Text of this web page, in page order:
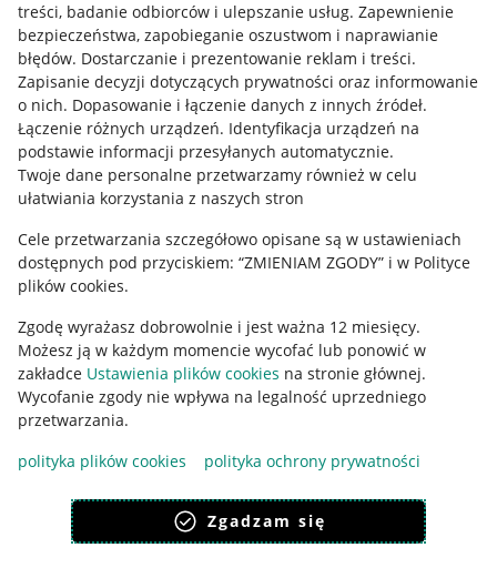
treści, badanie odbiorców i ulepszanie usług. Zapewnienie
bezpieczeństwa, zapobieganie oszustwom i naprawianie
błędów. Dostarczanie i prezentowanie reklam i treści.
Zapisanie decyzji dotyczących prywatności oraz informowanie
o nich. Dopasowanie i łączenie danych z innych źródeł.
Łączenie różnych urządzeń. Identyfikacja urządzeń na
podstawie informacji przesyłanych automatycznie.
Twoje dane personalne przetwarzamy również w celu
ułatwiania korzystania z naszych stron
Cele przetwarzania szczegółowo opisane są w ustawieniach
dostępnych pod przyciskiem: “ZMIENIAM ZGODY” i w Polityce
plików cookies.
Zgodę wyrażasz dobrowolnie i jest ważna 12 miesięcy.
Możesz ją w każdym momencie wycofać lub ponowić w
zakładce Ustawienia plików cookies na stronie głównej.
Wycofanie zgody nie wpływa na legalność uprzedniego
przetwarzania.
polityka plików cookies
polityka ochrony prywatności
Zgadzam się
Mapa miejscowości
Informacje prawne
Regulamin
Polityka plików "cookies"
Ustawienia plików "cookies"
Udostępnianie lokalizacji
Informacje dla Aktu o Usługach Cyfrowych
Pobierz aplikację